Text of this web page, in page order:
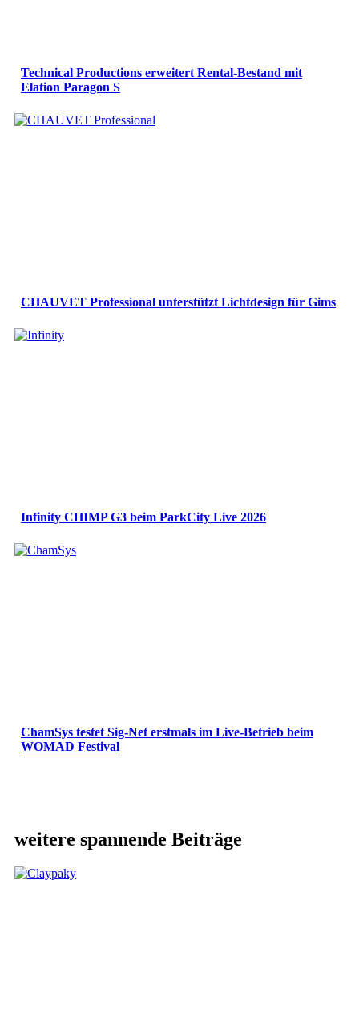
Technical Productions erweitert Rental-Bestand mit
Elation Paragon S
CHAUVET Professional unterstützt Lichtdesign für Gims
Infinity CHIMP G3 beim ParkCity Live 2026
ChamSys testet Sig-Net erstmals im Live-Betrieb beim
WOMAD Festival
weitere spannende Beiträge